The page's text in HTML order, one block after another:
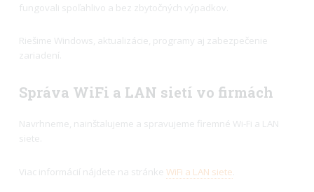
fungovali spoľahlivo a bez zbytočných výpadkov.
Riešime Windows, aktualizácie, programy aj zabezpečenie
zariadení.
Správa WiFi a LAN sietí vo firmách
Navrhneme, nainštalujeme a spravujeme firemné Wi-Fi a LAN
siete.
Viac informácií nájdete na stránke WiFi a LAN siete